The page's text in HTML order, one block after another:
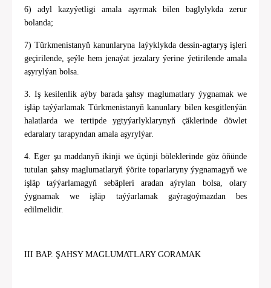
6) adyl kazyýetligi amala aşyrmak bilen baglylykda zerur
bolanda;
7) Türkmenistanyň kanunlaryna laýyklykda dessin-agtaryş işleri
geçirilende, şeýle hem jenaýat jezalary ýerine ýetirilende amala
aşyrylýan bolsa.
3. Iş kesilenlik aýby barada şahsy maglumatlary ýygnamak we
işläp taýýarlamak Türkmenistanyň kanunlary bilen kesgitlenýän
halatlarda we tertipde ygtyýarlyklarynyň çäklerinde döwlet
edaralary tarapyndan amala aşyrylýar.
4. Eger şu maddanyň ikinji we üçünji böleklerinde göz öňünde
tutulan şahsy maglumatlaryň ýörite toparlaryny ýygnamagyň we
işläp taýýarlamagyň sebäpleri aradan aýrylan bolsa, olary
ýygnamak we işläp taýýarlamak gaýragoýmazdan bes
edilmelidir.
III BAP. ŞAHSY MAGLUMATLARY GORAMAK